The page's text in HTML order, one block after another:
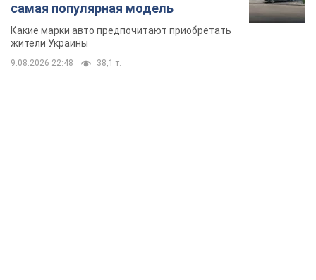
самая популярная модель
Какие марки авто предпочитают приобретать
жители Украины
9.08.2026 22:48 38,1 т.